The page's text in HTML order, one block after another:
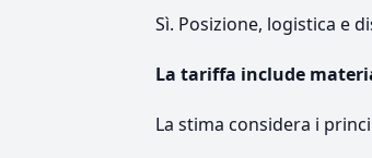
Sì. Posizione, logistica e
La tariffa include
La stima considera i